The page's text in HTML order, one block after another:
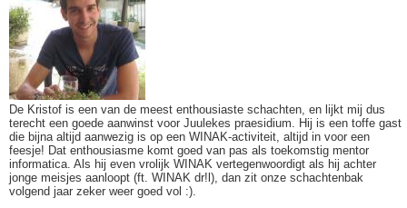
De Kristof is een van de meest enthousiaste schachten, en lijkt mij dus
terecht een goede aanwinst voor Juulekes praesidium. Hij is een toffe gast
die bijna altijd aanwezig is op een WINAK-activiteit, altijd in voor een
feesje! Dat enthousiasme komt goed van pas als toekomstig mentor
informatica. Als hij even vrolijk WINAK vertegenwoordigt als hij achter
jonge meisjes aanloopt (ft. WINAK dr!l), dan zit onze schachtenbak
volgend jaar zeker weer goed vol :).